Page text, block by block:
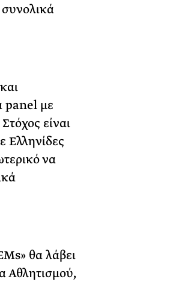
panel με
είναι
Ελληνίδες
να
θα λάβει
Αθλητισμού,